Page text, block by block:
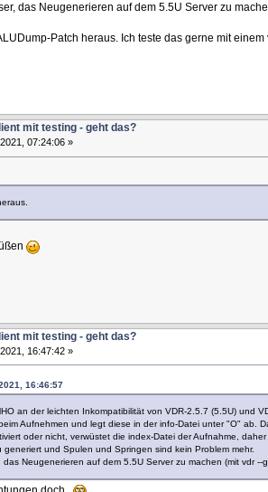
das Neugenerieren auf dem 5.5U Server zu
Patch heraus. Ich teste das gerne mit
mit testing - geht das?
07:24:06 »
mit testing - geht das?
16:47:42 »
16:46:57
an der leichten Inkompatibilität von VDR-2.5.7 (5.5U) und
Aufnehmen und legt diese in der info-Datei unter "O" ab.
oder nicht, verwüstet die index-Datei der Aufnahme,
und Spulen und Springen sind kein Problem mehr.
das Neugenerieren auf dem 5.5U Server zu machen (mit vdr